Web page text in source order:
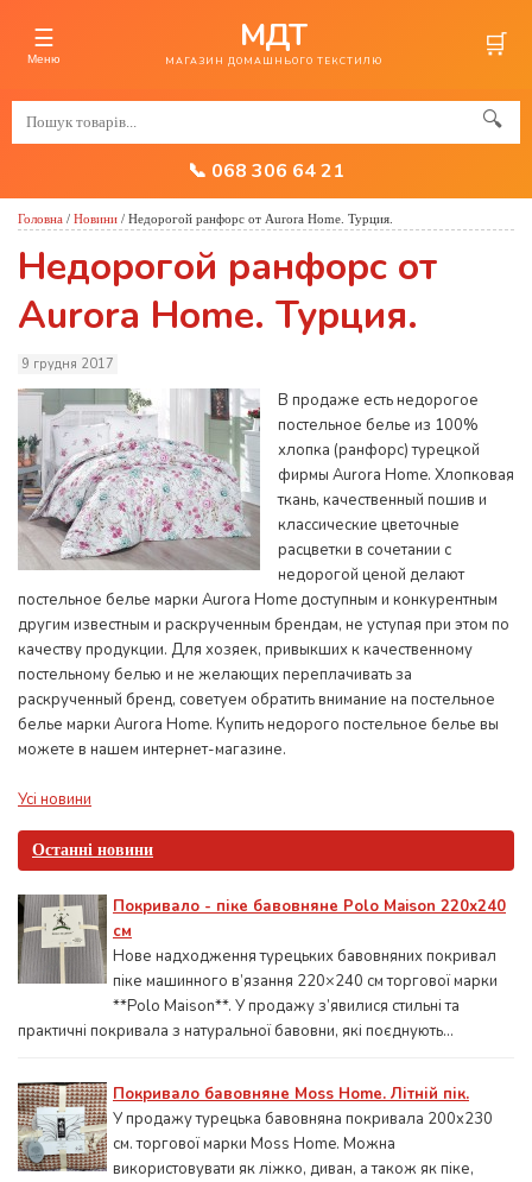
☰
Меню
МДТ
МАГАЗИН ДОМАШНЬОГО ТЕКСТИЛЮ 🛒
🔍
📞 068 306 64 21
Останні новини
Покривало - піке бавовняне Polo Maison 220х240
см
Нове надходження турецьких бавовняних покривал
піке машинного в’язання 220×240 см торгової марки
**Polo Maison**. У продажу з’явилися стильні та
практичні покривала з натуральної бавовни, які поєднують...
Покривало бавовняне Moss Home. Літній пік.
У продажу турецька бавовняна покривала 200x230
см. торгової марки Moss Home. Можна
використовувати як ліжко, диван, а також як піке,
Головна / Новини / Недорогой ранфорс от Aurora Home. Турция.
Недорогой ранфорс от
Aurora Home. Турция.
9 грудня 2017
В продаже есть недорогое
постельное белье из 100%
хлопка (ранфорс) турецкой
фирмы Aurora Home. Хлопковая
ткань, качественный пошив и
классические цветочные
расцветки в сочетании с
недорогой ценой делают
постельное белье марки Aurora Home доступным и конкурентным
другим известным и раскрученным брендам, не уступая при этом по
качеству продукции. Для хозяек, привыкших к качественному
постельному белью и не желающих переплачивать за
раскрученный бренд, советуем обратить внимание на постельное
белье марки Aurora Home. Купить недорого постельное белье вы
можете в нашем интернет-магазине.
Усі новини